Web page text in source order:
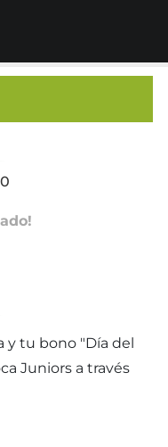
y tu bono "Día del
Juniors a través